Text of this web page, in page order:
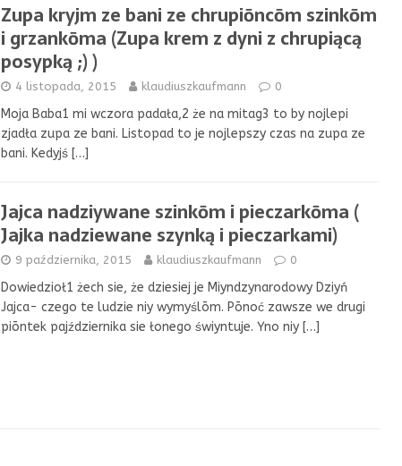
Zupa kryjm ze bani ze chrupiōncōm szinkōm
i grzankōma (Zupa krem z dyni z chrupiącą
posypką ;) )
4 listopada, 2015 klaudiuszkaufmann 0
Moja Baba1 mi wczora padała,2 że na mitag3 to by nojlepi
zjadła zupa ze bani. Listopad to je nojlepszy czas na zupa ze
bani. Kedyjś […]
Jajca nadziywane szinkōm i pieczarkōma (
Jajka nadziewane szynką i pieczarkami)
9 października, 2015 klaudiuszkaufmann 0
Dowiedzioł1 żech sie, że dziesiej je Miyndzynarodowy Dziyń
Jajca- czego te ludzie niy wymyślōm. Pōnoć zawsze we drugi
piōntek pajździernika sie łonego świyntuje. Yno niy […]